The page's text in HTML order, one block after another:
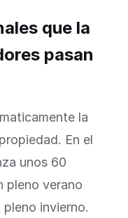
que la
pasan
la
En el
unos 60
pleno verano
invierno.